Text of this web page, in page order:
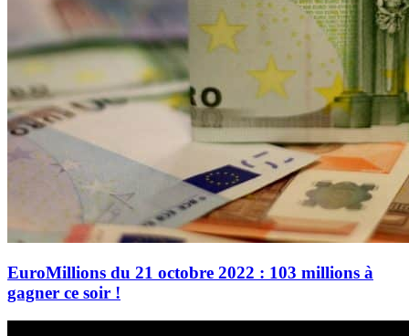
EuroMillions du 21 octobre 2022 : 103 millions à
gagner ce soir !